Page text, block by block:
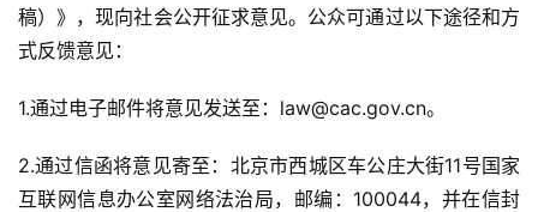
稿）》，现向社会公开征求意见。公众可通过以下途径和方
式反馈意见：
1.通过电子邮件将意见发送至：law@cac.gov.cn。
2.通过信函将意见寄至：北京市西城区车公庄大街11号国家
互联网信息办公室网络法治局，邮编：100044，并在信封